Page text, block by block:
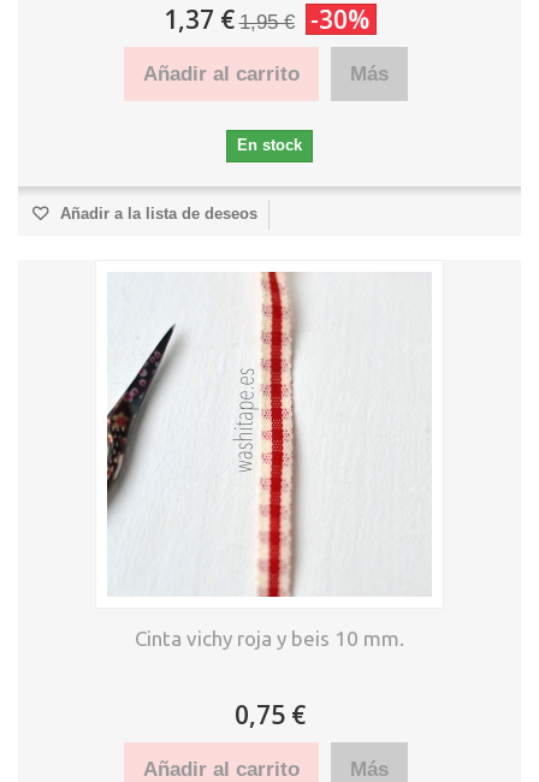
1,37 € 1,95 € -30%
Añadir al carrito Más
En stock
Añadir a la lista de deseos
Cinta vichy roja y beis 10 mm.
0,75 €
Añadir al carrito Más